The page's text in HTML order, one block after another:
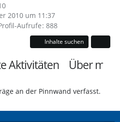
2010 um 11:37
Aufrufe 888
Inhalte suchen
Aktivitäten Über mich
an der Pinnwand verfasst.